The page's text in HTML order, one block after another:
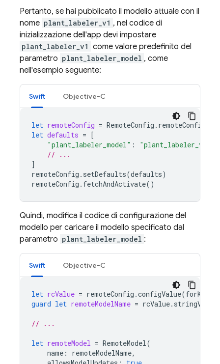
Pertanto, se hai pubblicato il modello attuale con il
nome plant_labeler_v1 , nel codice di
inizializzazione dell'app devi impostare
plant_labeler_v1 come valore predefinito del
parametro plant_labeler_model , come
nell'esempio seguente:
Swift Objective-C
let remoteConfig = RemoteConfig . remoteConfig
let defaults = [
"plant_labeler_model" : "plant_labeler_v1"
// ...
]
remoteConfig . setDefaults(defaults)
remoteConfig . fetchAndActivate()
Quindi, modifica il codice di configurazione del
modello per caricare il modello specificato dal
parametro plant_labeler_model :
Swift Objective-C
let rcValue = remoteConfig .configValue(forKey
guard let remoteModelName = rcValue. stringValue
// ...
let remoteModel = RemoteModel(
name : remoteModelName,